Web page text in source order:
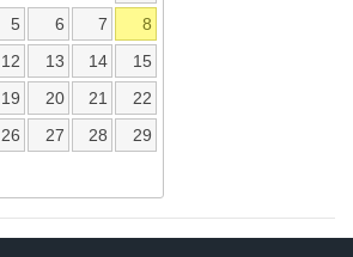
5 6 7
8
12 13 14
15
19 20 21
22
26 27 28
29